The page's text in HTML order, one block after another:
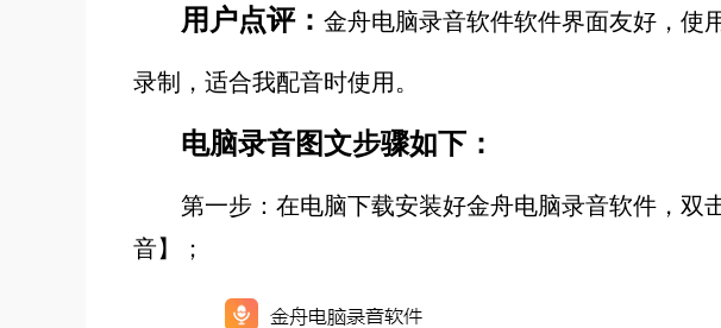
用户点评： 金舟电脑录音软件软件界面友好，使
录制，适合我配音时使用。
电脑录音图文步骤如下：
第一步：在电脑下载安装好金舟电脑录音软件，
音】；